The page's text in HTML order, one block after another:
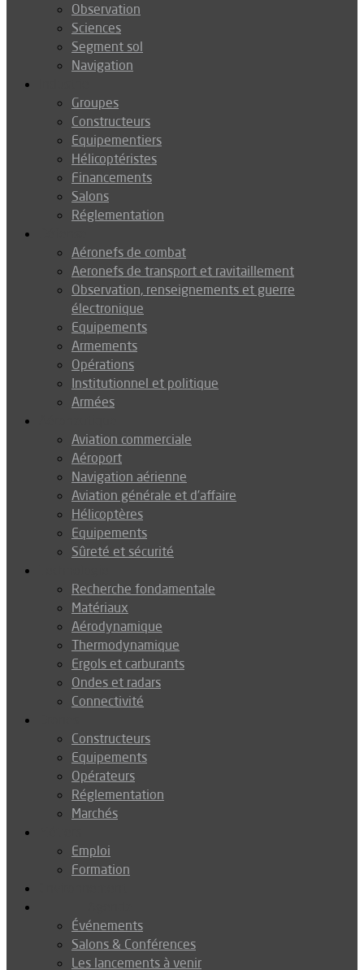
Observation
Sciences
Segment sol
Navigation
Groupes
Constructeurs
Equipementiers
Hélicoptéristes
Financements
Salons
Réglementation
Aéronefs de combat
Aeronefs de transport et ravitaillement
Observation, renseignements et guerre
électronique
Equipements
Armements
Opérations
Institutionnel et politique
Armées
Aviation commerciale
Aéroport
Navigation aérienne
Aviation générale et d’affaire
Hélicoptères
Equipements
Sûreté et sécurité
Recherche fondamentale
Matériaux
Aérodynamique
Thermodynamique
Ergols et carburants
Ondes et radars
Connectivité
Constructeurs
Equipements
Opérateurs
Réglementation
Marchés
Emploi
Formation
Événements
Salons & Conférences
Les lancements à venir